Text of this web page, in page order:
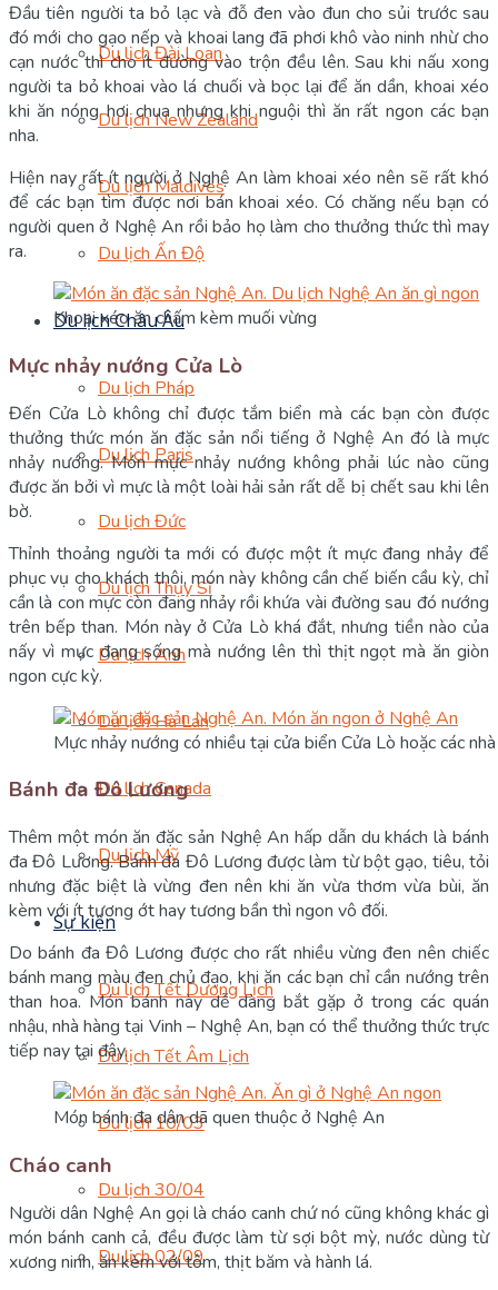
Du lịch Đài Loan
Du lịch New Zealand
Du lịch Maldives
Du lịch Ấn Độ
Du lịch Châu Âu
Du lịch Pháp
Du lịch Paris
Du lịch Đức
Du lịch Thụy Sĩ
Du lịch Anh
Du lịch Hà Lan
Du lịch Canada
Du lịch Mỹ
Sự kiện
Du lịch Tết Dương Lịch
Du lịch Tết Âm Lịch
Du lịch 10/03
Du lịch 30/04
Du lịch 02/09
Đầu tiên người ta bỏ lạc và đỗ đen vào đun cho sủi trước sau
đó mới cho gạo nếp và khoai lang đã phơi khô vào ninh nhừ cho
cạn nước thì cho ít đường vào trộn đều lên. Sau khi nấu xong
người ta bỏ khoai vào lá chuối và bọc lại để ăn dần, khoai xéo
khi ăn nóng hơi chua nhưng khi nguội thì ăn rất ngon các bạn
nha.
Hiện nay rất ít người ở Nghệ An làm khoai xéo nên sẽ rất khó
để các bạn tìm được nơi bán khoai xéo. Có chăng nếu bạn có
người quen ở Nghệ An rồi bảo họ làm cho thưởng thức thì may
ra.
Khoai xéo ăn chấm kèm muối vừng
Mực nhảy nướng Cửa Lò
Đến Cửa Lò không chỉ được tắm biển mà các bạn còn được
thưởng thức món ăn đặc sản nổi tiếng ở Nghệ An đó là mực
nhảy nướng. Món mực nhảy nướng không phải lúc nào cũng
được ăn bởi vì mực là một loài hải sản rất dễ bị chết sau khi lên
bờ.
Thỉnh thoảng người ta mới có được một ít mực đang nhảy để
phục vụ cho khách thôi, món này không cần chế biến cầu kỳ, chỉ
cần là con mực còn đang nhảy rồi khứa vài đường sau đó nướng
trên bếp than. Món này ở Cửa Lò khá đắt, nhưng tiền nào của
nấy vì mực đang sống mà nướng lên thì thịt ngọt mà ăn giòn
ngon cực kỳ.
Mực nhảy nướng có nhiều tại cửa biển Cửa Lò hoặc các
Bánh đa Đô Lương
Thêm một món ăn đặc sản Nghệ An hấp dẫn du khách là bánh
đa Đô Lương. Bánh đa Đô Lương được làm từ bột gạo, tiêu, tỏi
nhưng đặc biệt là vừng đen nên khi ăn vừa thơm vừa bùi, ăn
kèm với ít tương ớt hay tương bần thì ngon vô đối.
Do bánh đa Đô Lương được cho rất nhiều vừng đen nên chiếc
bánh mang màu đen chủ đạo, khi ăn các bạn chỉ cần nướng trên
than hoa. Món bánh này dễ dàng bắt gặp ở trong các quán
nhậu, nhà hàng tại Vinh – Nghệ An, bạn có thể thưởng thức trực
tiếp nay tại đây.
Món bánh đa dân dã quen thuộc ở Nghệ An
Cháo canh
Người dân Nghệ An gọi là cháo canh chứ nó cũng không khác gì
món bánh canh cả, đều được làm từ sợi bột mỳ, nước dùng từ
xương ninh, ăn kèm với tôm, thịt băm và hành lá.